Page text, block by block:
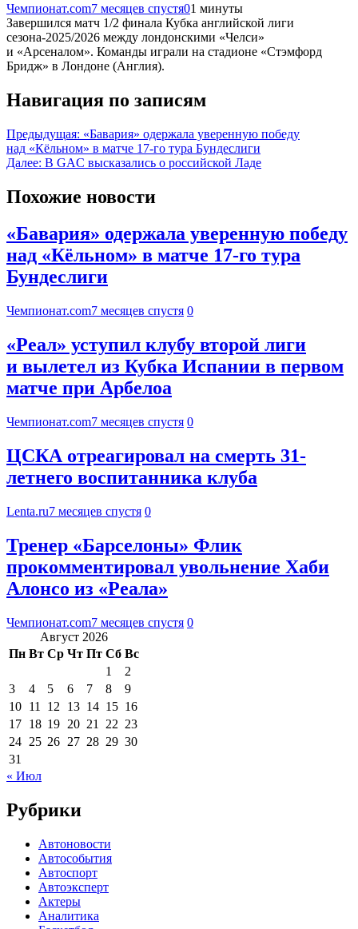
Чемпионат.com7 месяцев спустя01 минуты
Завершился матч 1/2 финала Кубка английской лиги
сезона-2025/2026 между лондонскими «Челси»
и «Арсеналом». Команды играли на стадионе «Стэмфорд
Бридж» в Лондоне (Англия).
Навигация по записям
Предыдущая: «Бавария» одержала уверенную победу
над «Кёльном» в матче 17-го тура Бундеслиги
Далее: В GAC высказались о российской Ладе
Похожие новости
«Бавария» одержала уверенную победу
над «Кёльном» в матче 17-го тура
Бундеслиги
Чемпионат.com7 месяцев спустя 0
«Реал» уступил клубу второй лиги
и вылетел из Кубка Испании в первом
матче при Арбелоа
Чемпионат.com7 месяцев спустя 0
ЦСКА отреагировал на смерть 31-
летнего воспитанника клуба
Lenta.ru7 месяцев спустя 0
Тренер «Барселоны» Флик
прокомментировал увольнение Хаби
Алонсо из «Реала»
Чемпионат.com7 месяцев спустя 0
Август 2026
Пн Вт Ср Чт Пт Сб Вс
1
2
3
4 5 6 7 8
9
10 11 12 13 14 15 16
17 18 19 20 21 22 23
24 25 26 27 28 29 30
31
« Июл
Рубрики
Автоновости
Автособытия
Автоспорт
Автоэксперт
Актеры
Аналитика